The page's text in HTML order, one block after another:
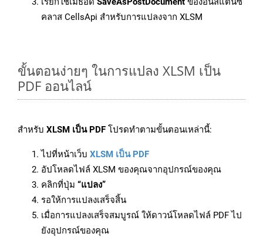
คลาส CellsApi สำหรับการแปลงจาก XLSM
ขั้นตอนง่ายๆ ในการแปลง XLSM เป็น
PDF ออนไลน์
สำหรับ XLSM เป็น PDF โปรดทำตามขั้นตอนเหล่านี้:
ไปที่หน้าเว็บ XLSM เป็น PDF
อัปโหลดไฟล์ XLSM ของคุณจากอุปกรณ์ของคุณ
คลิกที่ปุ่ม “แปลง”
รอให้การแปลงเสร็จสิ้น
เมื่อการแปลงเสร็จสมบูรณ์ ให้ดาวน์โหลดไฟล์ PDF ไป
ยังอุปกรณ์ของคุณ